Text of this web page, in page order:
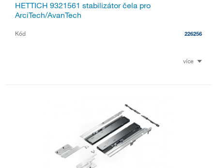
HETTICH 9321561 stabilizátor čela pro
ArciTech/AvanTech
Kód 226256
více